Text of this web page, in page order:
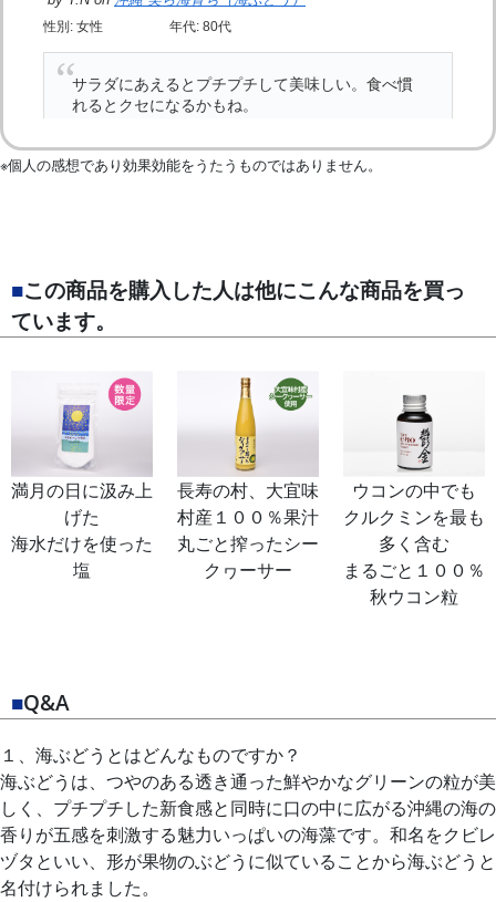
※個人の感想であり効果効能をうたうものではありません。
■この商品を購入した人は他にこんな商品を買っ
ています。
満月の日に汲み上
げた
海水だけを使った
塩
長寿の村、大宜味
村産１００％果汁
丸ごと搾ったシー
クヮーサー
ウコンの中でも
クルクミンを最も
多く含む
まるごと１００％
秋ウコン粒
■Q&A
１、海ぶどうとはどんなものですか？
海ぶどうは、つやのある透き通った鮮やかなグリーンの粒が美
しく、プチプチした新食感と同時に口の中に広がる沖縄の海の
香りが五感を刺激する魅力いっぱいの海藻です。和名をクビレ
ヅタといい、形が果物のぶどうに似ていることから海ぶどうと
名付けられました。